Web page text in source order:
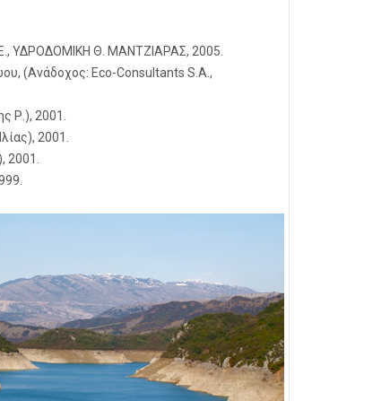
ΥΔΡΟΔΟΜΙΚΗ Θ. ΜΑΝΤΖΙΑΡΑΣ, 2005.
(Ανάδοχος: Eco-Consultants S.A.,
Ρ.), 2001.
2001.
2001.